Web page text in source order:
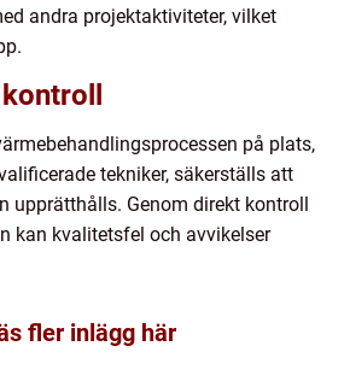
andra projektaktiviteter, vilket
på plats,
tekniker, säkerställs att
upprätthålls. Genom direkt kontroll
kan kvalitetsfel och avvikelser
fler inlägg här